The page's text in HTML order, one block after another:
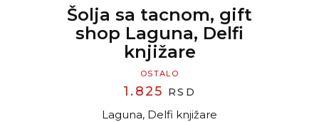
Šolja sa tacnom, gift
shop Laguna, Delfi
knjižare
OSTALO
1.825 RSD
Laguna, Delfi knjižare